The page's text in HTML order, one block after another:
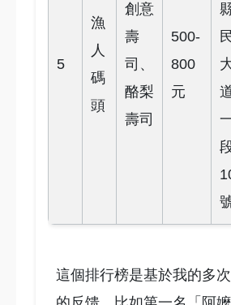
5
漁
人
碼
頭
創意
壽
司、
酪梨
壽司
500-
800
元
這個排行榜是基於我的多